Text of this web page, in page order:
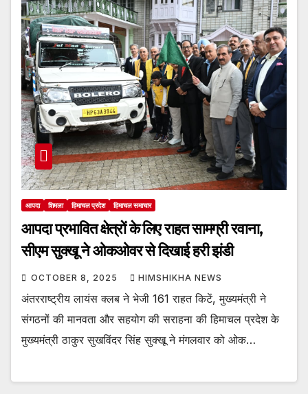
आपदा शिमला हिमाचल प्रदेश हिमाचल समाचार
आपदा प्रभावित क्षेत्रों के लिए राहत सामग्री रवाना,
सीएम सुक्खू ने ओकओवर से दिखाई हरी झंडी
OCTOBER 8, 2025 HIMSHIKHA NEWS
अंतरराष्ट्रीय लायंस क्लब ने भेजी 161 राहत किटें, मुख्यमंत्री ने
संगठनों की मानवता और सहयोग की सराहना की हिमाचल प्रदेश के
मुख्यमंत्री ठाकुर सुखविंदर सिंह सुक्खू ने मंगलवार को ओक…